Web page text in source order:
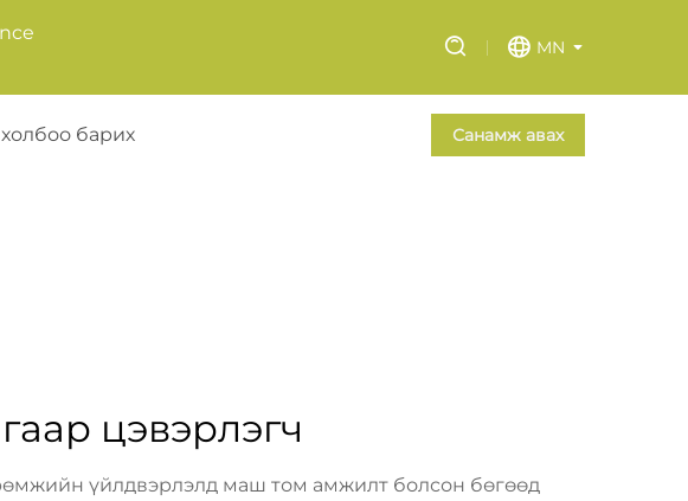
MN
барих Санамж авах
цэвэрлэгч
үйлдвэрлэлд маш том амжилт болсон бөгөөд